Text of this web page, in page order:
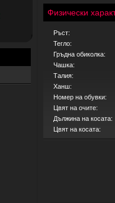
Физически
Ръст:
Тегло:
Гръдна обиколка:
Чашка:
Талия:
Ханш:
Номер на обувки:
Цвят на очите:
Дължина на косата:
Цвят на косата: